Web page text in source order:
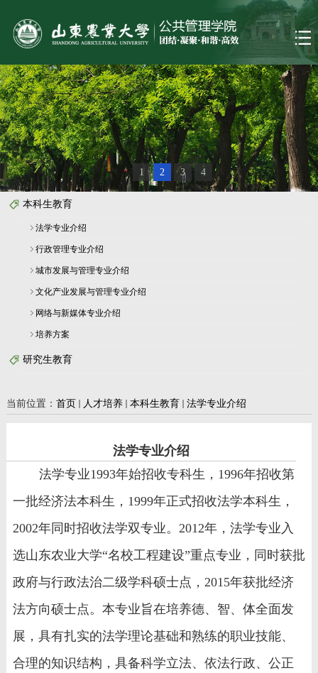
1 2 3 4
本科生教育
法学专业介绍
行政管理专业介绍
城市发展与管理专业介绍
文化产业发展与管理专业介绍
网络与新媒体专业介绍
培养方案
研究生教育
当前位置： 首页 人才培养 本科生教育 法学专业介绍
法学专业介绍
法学专业1993年始招收专科生， 1996年招收第
一批经济法本科生， 1999年正式招收法学本科生，
2002年同时招收法学双专业。 2012年，法学专业入
选山东农业大学“名校工程建设”重点专业，同时获批
政府与行政法治二级学科硕士点， 2015年获批经济
法方向硕士点。本专业旨在培养德、智、体全面发
展，具有扎实的法学理论基础和熟练的职业技能、
合理的知识结构，具备科学立法、依法行政、公正